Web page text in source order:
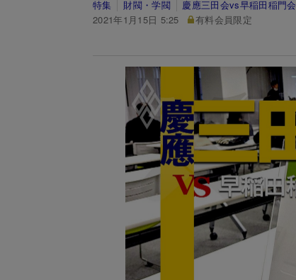
特集 財閥・学閥
慶應三田会vs早稲田稲門会
2021年1月15日 5:25
有料会員限定